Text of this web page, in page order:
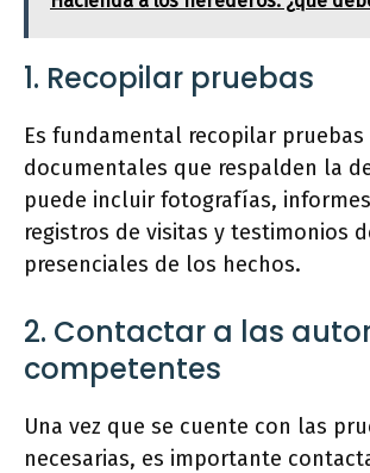
1. Recopilar pruebas
Es fundamental recopilar pruebas
documentales que respalden la
puede incluir fotografías,
registros de visitas y testimonios
presenciales de los hechos.
2. Contactar a las
competentes
Una vez que se cuente con las
necesarias, es importante